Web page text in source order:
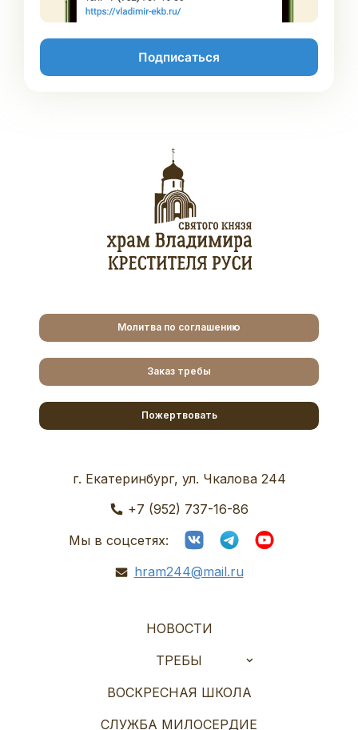
Подписаться
Молитва по соглашению
Заказ требы
Пожертвовать
г. Екатеринбург, ул. Чкалова 244
+7 (952) 737-16-86
Мы в соцсетях:
hram244@mail.ru
НОВОСТИ
ТРЕБЫ
ВОСКРЕСНАЯ ШКОЛА
СЛУЖБА МИЛОСЕРДИЕ